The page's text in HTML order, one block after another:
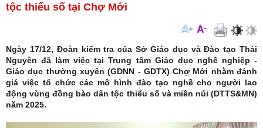
tộc thiểu số tại Chợ Mới
Ngày 17/12, Đoàn kiểm tra của Sở Giáo dục và Đào tạo Thái
Nguyên đã làm việc tại Trung tâm Giáo dục nghề nghiệp -
Giáo dục thường xuyên (GDNN - GDTX) Chợ Mới nhằm đánh
giá việc tổ chức các mô hình đào tạo nghề cho người lao
động vùng đồng bào dân tộc thiểu số và miền núi (DTTS&MN)
năm 2025.